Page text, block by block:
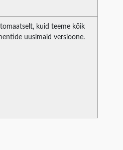
kuid teeme kõik
uusimaid versioone.